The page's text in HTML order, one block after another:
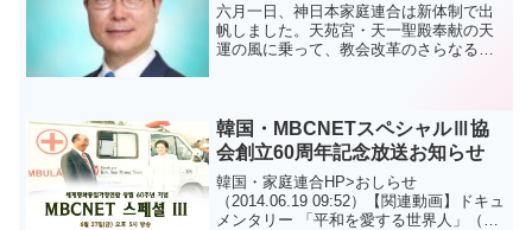
六月一日、神日本家庭連合は新体制で出
帆しました。天苑宮・天一聖殿奉献の天
運の風に乗って、教会改革のさらなる推
宮・天一聖殿の奉献が勝...
韓国・MBCNETスペシャルⅢ協
会創立60周年記念放送お知らせ
韓国・家庭連合HP>おしらせ
（2014.06.19 09:52）【関連動画】ドキュ
メンタリー 「平和を愛する世界人」（日